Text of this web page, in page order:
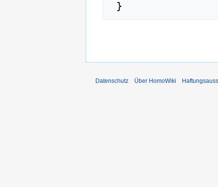
Datenschutz Über HomoWiki